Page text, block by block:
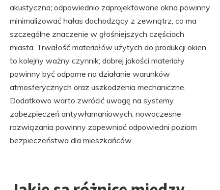
akustyczna; odpowiednio zaprojektowane okna powinny
minimalizować hałas dochodzący z zewnątrz, co ma
szczególne znaczenie w głośniejszych częściach
miasta. Trwałość materiałów użytych do produkcji okien
to kolejny ważny czynnik; dobrej jakości materiały
powinny być odporne na działanie warunków
atmosferycznych oraz uszkodzenia mechaniczne.
Dodatkowo warto zwrócić uwagę na systemy
zabezpieczeń antywłamaniowych; nowoczesne
rozwiązania powinny zapewniać odpowiedni poziom
bezpieczeństwa dla mieszkańców.